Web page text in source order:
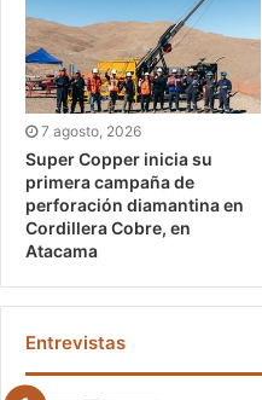
7 agosto, 2026
Super Copper inicia su
primera campaña de
perforación diamantina en
Cordillera Cobre, en
Atacama
Entrevistas